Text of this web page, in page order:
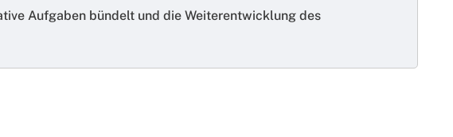
Aufgaben bündelt und die Weiterentwicklung des